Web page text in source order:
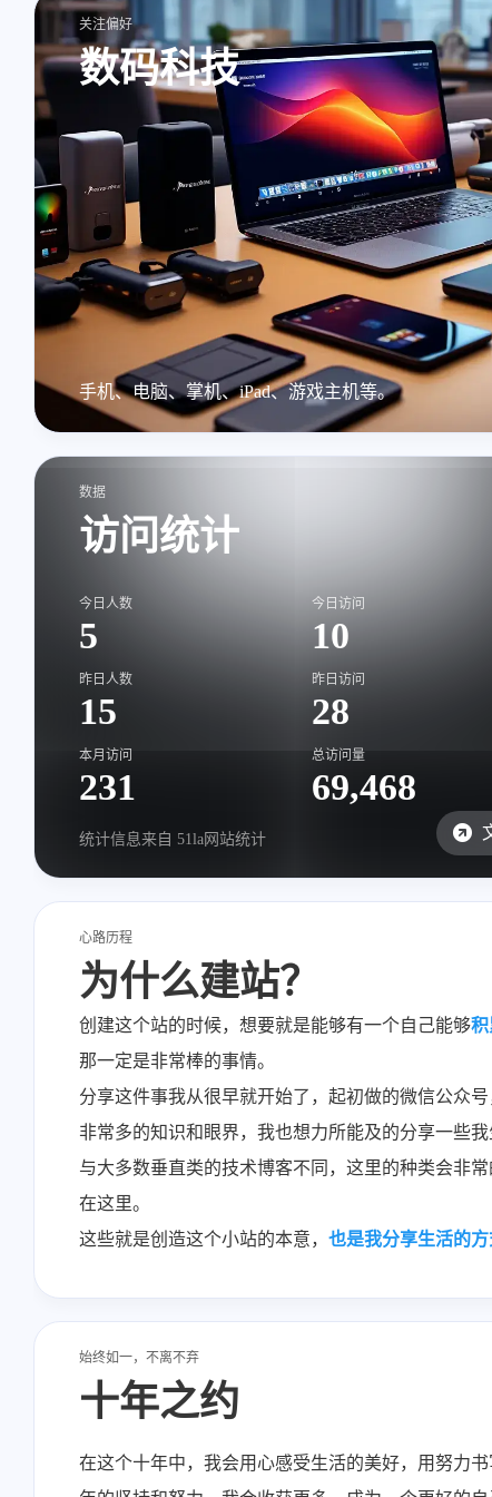
关注偏好
数码科技
手机、电脑、掌机、iPad、游戏主机等。
数据
访问统计
今日人数
5
今日访问
10
昨日人数
15
昨日访问
28
本月访问
231
总访问量
69,468
统计信息来自 51la网站统计
心路历程
为什么建站？
创建这个站的时候，想要就是能够有一个自己能够积
那一定是非常棒的事情。
分享这件事我从很早就开始了，起初做的微信公众
非常多的知识和眼界，我也想力所能及的分享一些我
与大多数垂直类的技术博客不同，这里的种类会非
在这里。
这些就是创造这个小站的本意， 也是我分享生活的方
始终如一，不离不弃
十年之约
在这个十年中，我会用心感受生活的美好，用努力